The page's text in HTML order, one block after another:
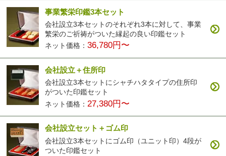
事業繁栄印鑑3本セット
会社設立3本セットのそれぞれ3本に対して、事業
繁栄のご祈祷がついた縁起の良い印鑑セット
ネット価格：36,780円〜
会社設立＋住所印
会社設立3本セットにシャチハタタイプの住所印
がついた印鑑セット
ネット価格： 27,380円〜
会社設立セット＋ゴム印
会社設立3本セットにゴム印（ユニット印）4段が
ついた印鑑セット